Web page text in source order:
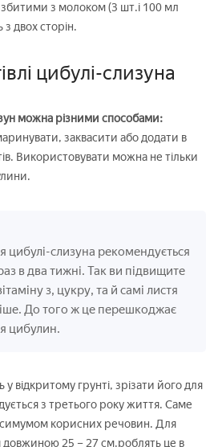
з молоком (3 шт.і 100 мл
двох сторін.
цибулі-слизуна
можна різними способами:
заквасити або додати в
Використовувати можна не тільки
цибулі-слизуна рекомендується
в два тижні. Так ви підвищите
з, цукру, та й самі листя
До того ж це перешкоджає
цибулин.
відкритому грунті, зрізати його для
з третього року життя. Саме
корисних речовин. Для
довжиною 25 – 27 см.роблять це в